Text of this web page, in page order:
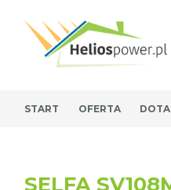
START OFERTA
SELFA